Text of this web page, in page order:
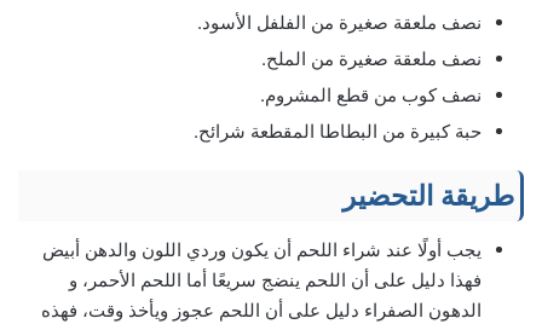
نصف ملعقة صغيرة من الفلفل الأسود.
نصف ملعقة صغيرة من الملح.
نصف كوب من قطع المشروم.
حبة كبيرة من البطاطا المقطعة شرائح.
طريقة التحضير
يجب أولًا عند شراء اللحم أن يكون وردي اللون والدهن أبيض
فهذا دليل على أن اللحم ينضج سريعًا أما اللحم الأحمر، و
الدهون الصفراء دليل على أن اللحم عجوز ويأخذ وقت، فهذه